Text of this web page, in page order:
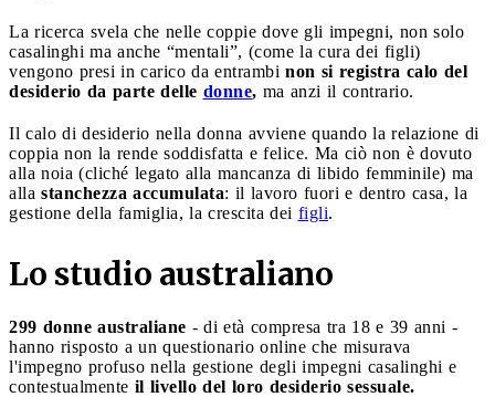
La ricerca svela che nelle coppie dove gli impegni, non solo
casalinghi ma anche “mentali”, (come la cura dei figli)
vengono presi in carico da entrambi non si registra calo del
desiderio da parte delle donne, ma anzi il contrario.
Il calo di desiderio nella donna avviene quando la relazione di
coppia non la rende soddisfatta e felice. Ma ciò non è dovuto
alla noia (cliché legato alla mancanza di libido femminile) ma
alla stanchezza accumulata: il lavoro fuori e dentro casa, la
gestione della famiglia, la crescita dei figli.
Lo studio australiano
299 donne australiane - di età compresa tra 18 e 39 anni -
hanno risposto a un questionario online che misurava
l'impegno profuso nella gestione degli impegni casalinghi e
contestualmente il livello del loro desiderio sessuale.